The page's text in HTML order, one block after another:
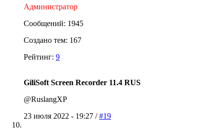
Администратор
Сообщений: 1945
Создано тем: 167
Рейтинг: 9
GiliSoft Screen Recorder 11.4 RUS
@RuslangXP
23 июля 2022 - 19:27 /#19